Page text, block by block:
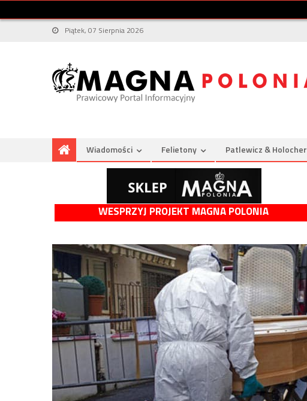
Piątek, 07 Sierpnia 2026
Wiadomości Felietony Patlewicz & Holocher
WESPRZYJ PROJEKT MAGNA POLONIA